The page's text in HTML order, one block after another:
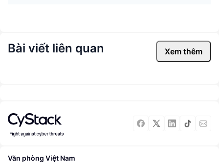
Bài viết liên quan Xem thêm
Văn phòng Việt Nam